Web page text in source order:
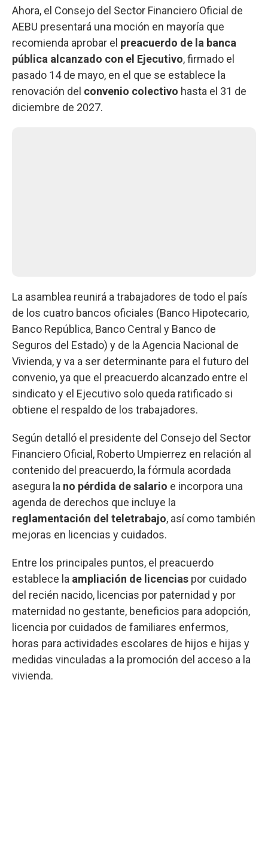
Ahora, el Consejo del Sector Financiero Oficial de
AEBU presentará una moción en mayoría que
recomienda aprobar el preacuerdo de la banca
pública alcanzado con el Ejecutivo, firmado el
pasado 14 de mayo, en el que se establece la
renovación del convenio colectivo hasta el 31 de
diciembre de 2027.
La asamblea reunirá a trabajadores de todo el país
de los cuatro bancos oficiales (Banco Hipotecario,
Banco República, Banco Central y Banco de
Seguros del Estado) y de la Agencia Nacional de
Vivienda, y va a ser determinante para el futuro del
convenio, ya que el preacuerdo alcanzado entre el
sindicato y el Ejecutivo solo queda ratificado si
obtiene el respaldo de los trabajadores.
Según detalló el presidente del Consejo del Sector
Financiero Oficial, Roberto Umpierrez en relación al
contenido del preacuerdo, la fórmula acordada
asegura la no pérdida de salario e incorpora una
agenda de derechos que incluye la
reglamentación del teletrabajo, así como también
mejoras en licencias y cuidados.
Entre los principales puntos, el preacuerdo
establece la ampliación de licencias por cuidado
del recién nacido, licencias por paternidad y por
maternidad no gestante, beneficios para adopción,
licencia por cuidados de familiares enfermos,
horas para actividades escolares de hijos e hijas y
medidas vinculadas a la promoción del acceso a la
vivienda.